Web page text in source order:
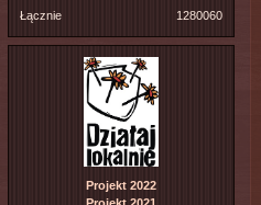
Łącznie
1280060
Projekt 2022
Projekt 2021